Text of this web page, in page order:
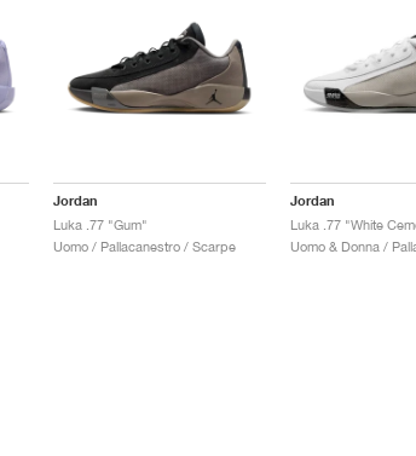
Jordan
Luka .77 "Gum"
Uomo / Pallacanestro / Scarpe
Jordan
Luka .77 "White